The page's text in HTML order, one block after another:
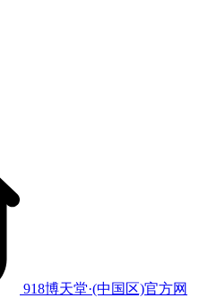
918博天堂·(中国区)官方网